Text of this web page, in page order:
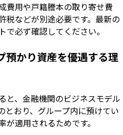
費用や戸籍謄本の取り寄せ費
税などが別途必要です。最新の
で必ず確認してください。
預かり資産を優遇する理
と、金融機関のビジネスモデル
とおり、グループ内に預けてい
適用されるためです。